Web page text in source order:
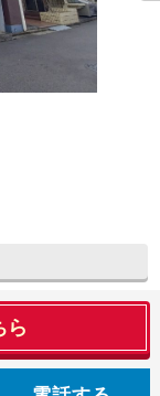
ら